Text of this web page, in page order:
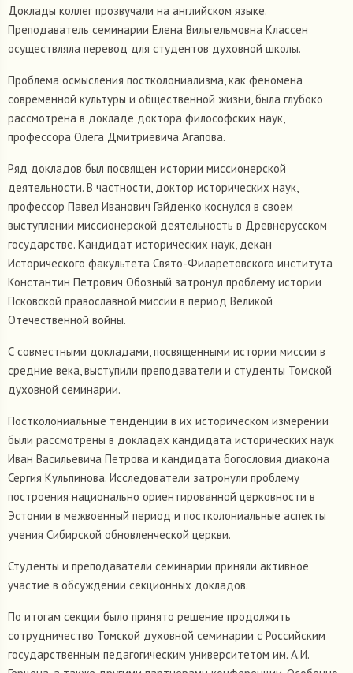
Доклады коллег прозвучали на английском языке.
Преподаватель семинарии Елена Вильгельмовна Классен
осуществляла перевод для студентов духовной школы.
Проблема осмысления постколониализма, как феномена
современной культуры и общественной жизни, была глубоко
рассмотрена в докладе доктора философских наук,
профессора Олега Дмитриевича Агапова.
Ряд докладов был посвящен истории миссионерской
деятельности. В частности, доктор исторических наук,
профессор Павел Иванович Гайденко коснулся в своем
выступлении миссионерской деятельность в Древнерусском
государстве. Кандидат исторических наук, декан
Исторического факультета Свято-Филаретовского института
Константин Петрович Обозный затронул проблему истории
Псковской православной миссии в период Великой
Отечественной войны.
С совместными докладами, посвященными истории миссии в
средние века, выступили преподаватели и студенты Томской
духовной семинарии.
Постколониальные тенденции в их историческом измерении
были рассмотрены в докладах кандидата исторических наук
Иван Васильевича Петрова и кандидата богословия диакона
Сергия Кульпинова. Исследователи затронули проблему
построения национально ориентированной церковности в
Эстонии в межвоенный период и постколониальные аспекты
учения Сибирской обновленческой церкви.
Студенты и преподаватели семинарии приняли активное
участие в обсуждении секционных докладов.
По итогам секции было принято решение продолжить
сотрудничество Томской духовной семинарии с Российским
государственным педагогическим университетом им. А.И.